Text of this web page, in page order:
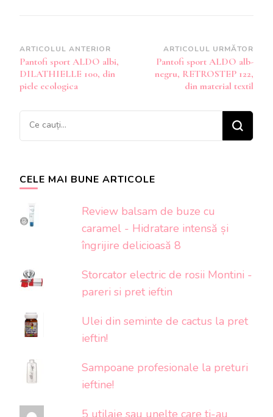
Navigare
în
articole
ARTICOLUL ANTERIOR
Pantofi sport ALDO albi,
DILATHIELLE 100, din
piele ecologica
ARTICOLUL URMĂTOR
Pantofi sport ALDO alb-
negru, RETROSTEP 122,
din material textil
Cauți
ceva?
CELE MAI BUNE ARTICOLE
Review balsam de buze cu
caramel - Hidratare intensă și
îngrijire delicioasă 8
Storcator electric de rosii Montini -
pareri si pret ieftin
Ulei din seminte de cactus la pret
ieftin!
Sampoane profesionale la preturi
ieftine!
5 utilaje sau unelte care ti-au